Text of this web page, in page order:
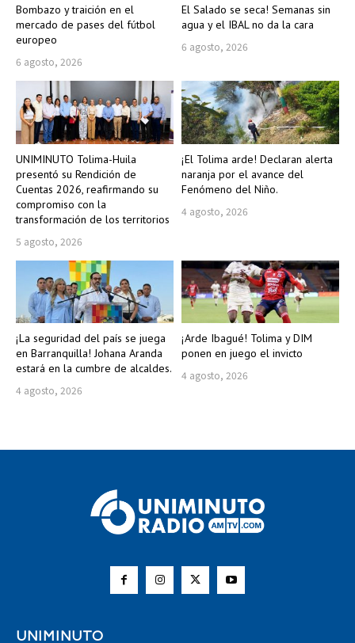
Bombazo y traición en el
mercado de pases del fútbol
europeo
6 agosto, 2026
El Salado se seca! Semanas sin
agua y el IBAL no da la cara
6 agosto, 2026
UNIMINUTO Tolima-Huila
presentó su Rendición de
Cuentas 2026, reafirmando su
compromiso con la
transformación de los territorios
5 agosto, 2026
¡El Tolima arde! Declaran alerta
naranja por el avance del
Fenómeno del Niño.
4 agosto, 2026
¡La seguridad del país se juega
en Barranquilla! Johana Aranda
estará en la cumbre de alcaldes.
4 agosto, 2026
¡Arde Ibagué! Tolima y DIM
ponen en juego el invicto
4 agosto, 2026
UNIMINUTO